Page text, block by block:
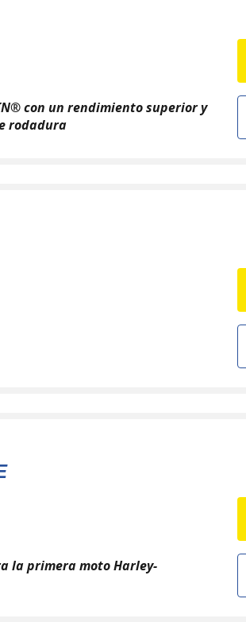
con un rendimiento superior y
rodadura
la primera moto Harley-